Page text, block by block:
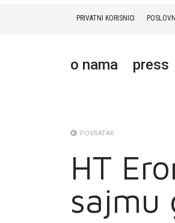
PRIVATNI KORISNICI
o nama press
MOJ PROFIL
POVRATAK
HT
sajmu